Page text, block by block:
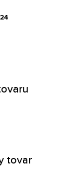
24
tovar